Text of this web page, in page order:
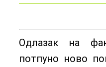
Одлазак на
потпуно ново